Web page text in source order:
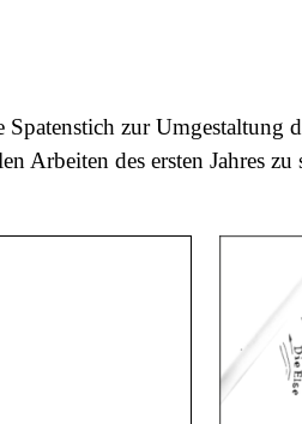
zur Umgestaltung
Arbeiten des ersten Jahres zu